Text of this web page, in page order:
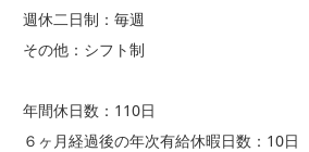
週休二日制：毎週
その他：シフト制
年間休日数：110日
６ヶ月経過後の年次有給休暇日数：10日